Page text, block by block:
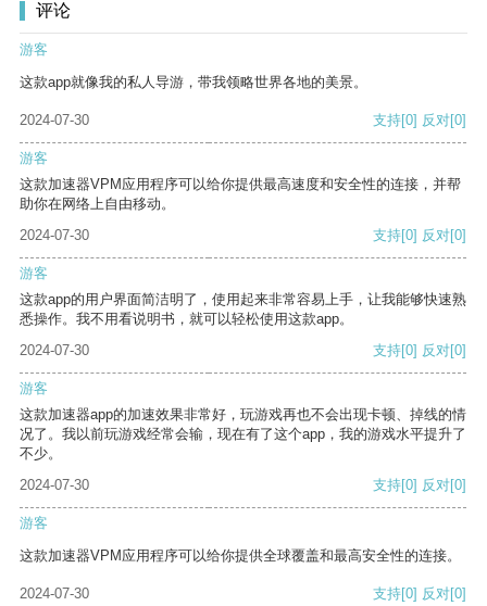
评论
游客
这款app就像我的私人导游，带我领略世界各地的美景。
2024-07-30 支持[0] 反对[0]
游客
这款加速器VPM应用程序可以给你提供最高速度和安全性的连接，并帮
助你在网络上自由移动。
2024-07-30
支持[0] 反对[0]
游客
这款app的用户界面简洁明了，使用起来非常容易上手，让我能够快速熟
悉操作。我不用看说明书，就可以轻松使用这款app。
2024-07-30
支持[0] 反对[0]
游客
这款加速器app的加速效果非常好，玩游戏再也不会出现卡顿、掉线的情
况了。我以前玩游戏经常会输，现在有了这个app，我的游戏水平提升了
不少。
2024-07-30
支持[0] 反对[0]
游客
这款加速器VPM应用程序可以给你提供全球覆盖和最高安全性的连接。
2024-07-30 支持[0] 反对[0]